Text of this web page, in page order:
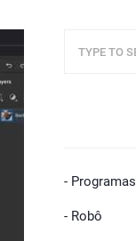
- Programas
- Robô